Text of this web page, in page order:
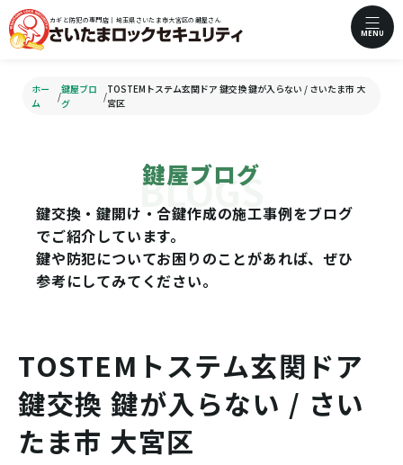
カギと防犯の専門店｜埼玉県さいたま市大宮区の鍵屋さん
MENU
ホー
ム
/
鍵屋ブロ
グ
/
TOSTEMトステム玄関ドア 鍵交換 鍵が入らない / さいたま市 大
宮区
鍵屋ブログ
鍵交換・鍵開け・合鍵作成の施工事例をブログ
でご紹介しています。
鍵や防犯についてお困りのことがあれば、ぜひ
参考にしてみてください。
TOSTEMトステム玄関ドア
鍵交換 鍵が入らない / さい
たま市 大宮区